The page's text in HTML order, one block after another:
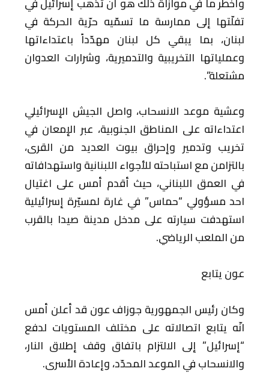
تفلّتها إلى ممارسة ما تسمّيه حرّية الحركة في
لبنان، بما يبقي كل لبنان مهدّداً باعتداءاتها
وعملياتها التخريبية والتدميرية، وشرارات العدوان
مشتعلة”.
وعشية موعد الانسحاب، واصل الجيش الإسرائيلي
اعتداءاته على المناطق الجنوبية، عبر الإمعان في
تخريب وتدمير وإحراق بيوت العديد من القرى،
بالتزامن مع استباحته للأجواء اللبنانية واستهدافاته
في العمق اللبناني، حيث أقدم أمس على اغتيال
احد مسؤولي “حماس” في غارة لمسيّرة إسرائيلية
استهدفت سيارته على مدخل مدينة صيدا بالقرب
من الملعب الرياضي.
عون يتابع
وكان رئيس الجمهورية جوزاف عون قد أعلن أمس
انّه يتابع اتصالاته على مختلف المستويات لدفع
“إسرائيل” إلى الالتزام باتفاق وقف إطلاق النار،
والانسحاب في الموعد المحدّد، وإعادة الأسرى.